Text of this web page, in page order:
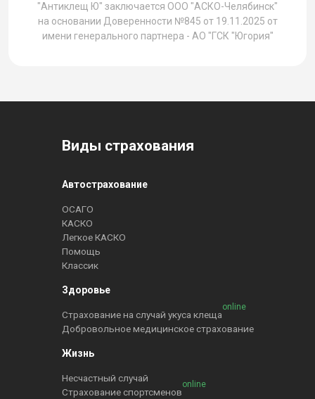
"Антиклещ Ю" заключается ООО "АСКО-Челябинск"
на основании Доверенности №845 от 19.11.2025 от
имени генерального партнера - АО "ГСК "Югория"
Виды страхования
Автострахование
ОСАГО
КАСКО
Легкое КАСКО
Помощь
Классик
Здоровье
Страхование на случай укуса клеща
online
Добровольное медицинское страхование
Жизнь
Несчастный случай
Страхование спортсменов
online